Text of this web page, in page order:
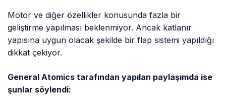
Motor ve diğer özellikler konusunda fazla bir
geliştirme yapılması beklenmiyor. Ancak katlanır
yapısına uygun olacak şekilde bir flap sistemi yapıldığı
dikkat çekiyor.
General Atomics tarafından yapılan paylaşımda ise
şunlar söylendi: